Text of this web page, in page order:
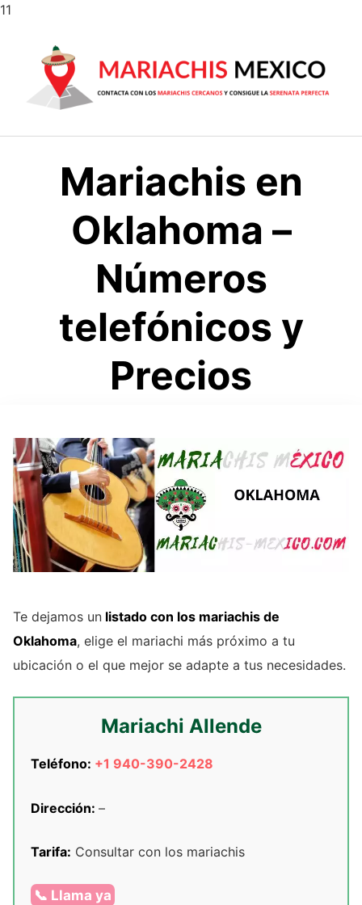
11
contenido
Mariachis en
Oklahoma –
Números
telefónicos y
Precios
Te dejamos un listado con los mariachis de
Oklahoma, elige el mariachi más próximo a tu
ubicación o el que mejor se adapte a tus necesidades.
Mariachi Allende
Teléfono: +1 940-390-2428
Dirección: –
Tarifa: Consultar con los mariachis
📞 Llama ya